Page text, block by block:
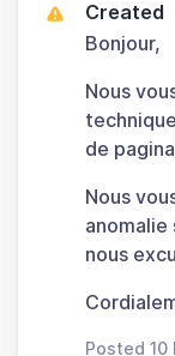
Created
Bonjour,
Nous
de
Nous
anomalie
nous
Posted 10